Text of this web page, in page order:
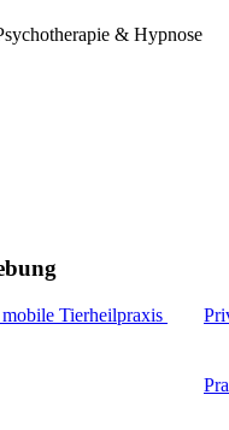
& Hypnose
Tierheilpraxis